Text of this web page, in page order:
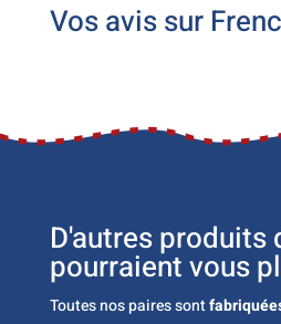
Vos avis sur
D'autres produits
pourraient vous
Toutes nos paires sont